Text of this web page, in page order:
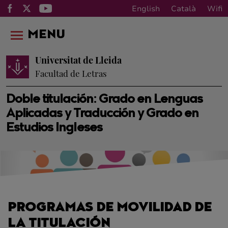
English Català Wifi
Doble titulación: Grado en Lenguas
Aplicadas y Traducción y Grado en
Estudios Ingleses
Universitat de Lleida
Facultad de Letras
MENU
PROGRAMAS DE MOVILIDAD DE
LA TITULACIÓN